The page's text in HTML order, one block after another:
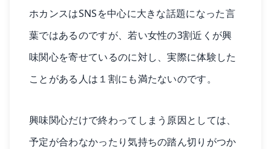
ホカンスはSNSを中心に大きな話題になった言
葉ではあるのですが、若い女性の3割近くが興
味関心を寄せているのに対し、実際に体験した
ことがある人は１割にも満たないのです。
興味関心だけで終わってしまう原因としては、
予定が合わなかったり気持ちの踏ん切りがつか